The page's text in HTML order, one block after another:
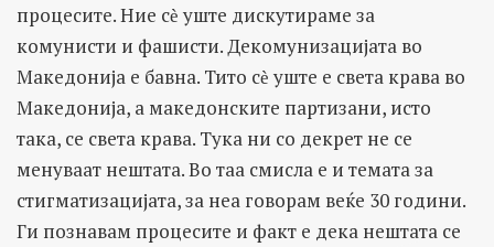
процесите. Ние сѐ уште дискутираме за
комунисти и фашисти. Декомунизацијата во
Македонија е бавна. Тито сѐ уште е света крава во
Македонија, а македонските партизани, исто
така, се света крава. Тука ни со декрет не се
менуваат нештата. Во таа смисла е и темата за
стигматизацијата, за неа говорам веќе 30 години.
Ги познавам процесите и факт е дека нештата се